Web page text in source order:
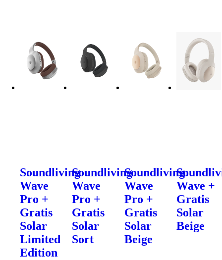
Soundliving
Wave
Pro +
Gratis
Solar
Limited
Edition
Soundliving
Wave
Pro +
Gratis
Solar
Sort
Soundliving
Wave
Pro +
Gratis
Solar
Beige
Wave +
Gratis
Solar
Beige